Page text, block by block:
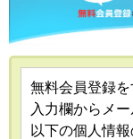
無料会員登録
入力欄からメ
以下の個人情